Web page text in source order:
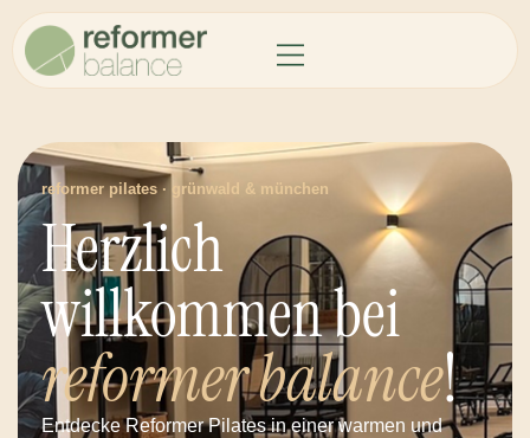
reformer pilates · grünwald & münchen
Herzlich
willkommen bei
reformer balance!
Entdecke Reformer Pilates in einer warmen und